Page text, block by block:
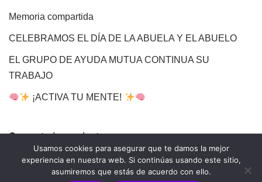
Memoria compartida
CELEBRAMOS EL DÍA DE LA ABUELA Y EL ABUELO
EL GRUPO DE AYUDA MUTUA CONTINUA SU
TRABAJO
¡ACTIVA TU MENTE!
Comentarios recientes
Usamos cookies para asegurar que te damos la mejor
experiencia en nuestra web. Si continúas usando este sitio,
asumiremos que estás de acuerdo con ello.